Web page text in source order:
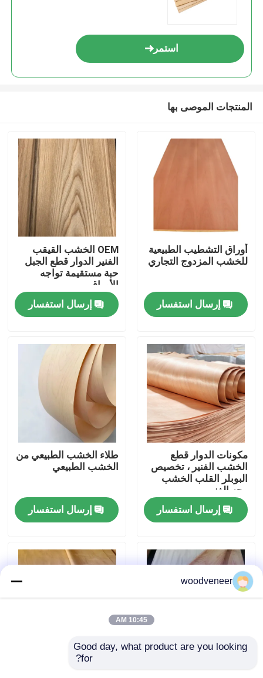
منتجات
معلومات عنا
جولة في المعمل
رقابة جودة
اتصل بنا
اطلب اقتباس
قشرة الخشب الطبيعي
استمر
المنتجات الموصى بها
أوراق التشطيب الطبيعية
للخشب المزدوج التجاري
إرسال استفسار
OEM الخشب القيقب
الفنير الدوار قطع الجبل
حبة مستقيمة تواجه
الأوراق
إرسال استفسار
مكونات الدوار قطع
الخشب الفنير ، تخصيص
البوبلر القلب الخشب
وجه الفنير
إرسال استفسار
طلاء الخشب الطبيعي من
الخشب الطبيعي
إرسال استفسار
أوراق الخشب الطبيعي
woodveneer
10:45 AM
Good day, what product are you looking
for?